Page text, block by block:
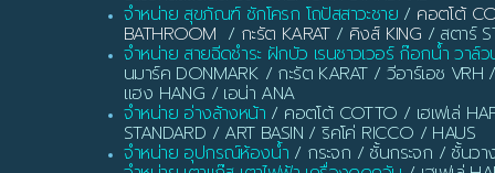
จำหน่าย สุขภัณฑ์ ชักโครก โถปัสสาวะชาย / คอตโต้
BATHROOM / กะรัต KARAT/ คิงส์ KING / สตาร์
จำหน่าย สายฉีดชำระ ฝักบัว เรนชาวเวอร์ ก๊อกน้ำ วาล์
นมาร์ค DONMARK / กะรัต KARAT / วีอาร์เอช
แฮง HANG / เอน่า ANA
จำหน่าย อ่างล้างหน้า / คอตโต้ COTTO / เฮเฟเล่
STANDARD / ART BASIN / ริคโค่ RICCO / HAUS
จำหน่าย อุปกรณ์ห้องน้ำ / กระจก / ชั้นกระจก / ชั้นว